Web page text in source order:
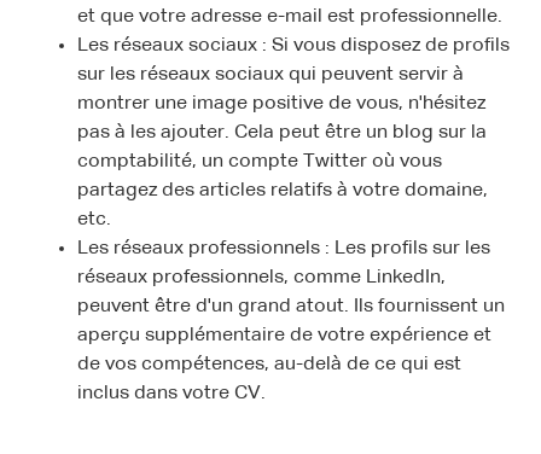
et que votre adresse e-mail est professionnelle.
Les réseaux sociaux : Si vous disposez de profils
sur les réseaux sociaux qui peuvent servir à
montrer une image positive de vous, n'hésitez
pas à les ajouter. Cela peut être un blog sur la
comptabilité, un compte Twitter où vous
partagez des articles relatifs à votre domaine,
etc.
Les réseaux professionnels : Les profils sur les
réseaux professionnels, comme LinkedIn,
peuvent être d'un grand atout. Ils fournissent un
aperçu supplémentaire de votre expérience et
de vos compétences, au-delà de ce qui est
inclus dans votre CV.